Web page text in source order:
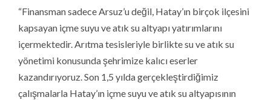
“Finansman sadece Arsuz’u değil, Hatay’ın birçok ilçesini
kapsayan içme suyu ve atık su altyapı yatırımlarını
içermektedir. Arıtma tesisleriyle birlikte su ve atık su
yönetimi konusunda şehrimize kalıcı eserler
kazandırıyoruz. Son 1,5 yılda gerçekleştirdiğimiz
çalışmalarla Hatay’ın içme suyu ve atık su altyapısının